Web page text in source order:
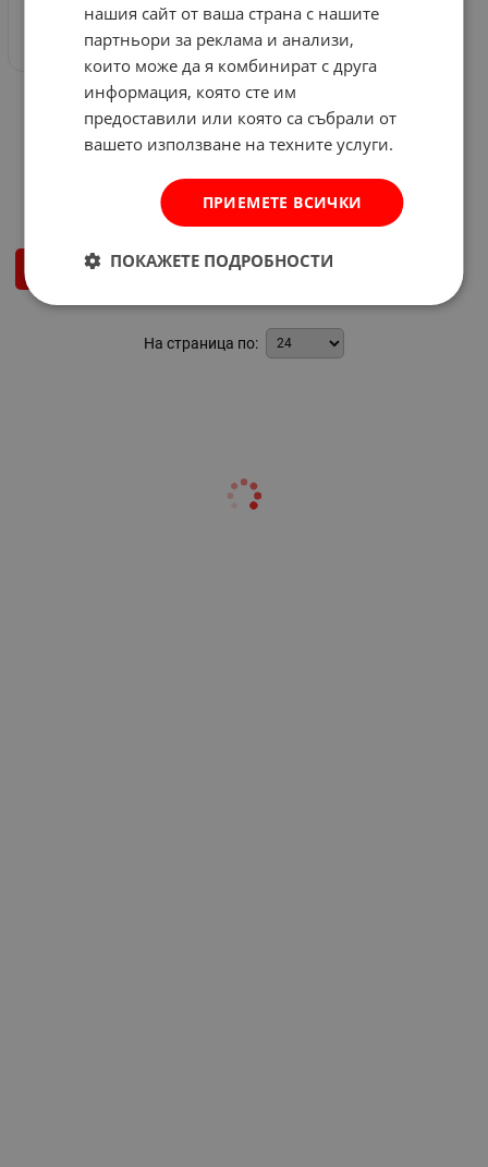
КОНЗОЛА 3142TJ ULYSSE
VIDIMA
Арт.№: 8338
41.37 лв.
КУПИ
На страница по:
нашия сайт от ваша страна с нашите
партньори за реклама и анализи,
които може да я комбинират с друга
информация, която сте им
предоставили или която са събрали от
вашето използване на техните услуги.
ПРИЕМЕТЕ ВСИЧКИ
ПОКАЖЕТЕ ПОДРОБНОСТИ